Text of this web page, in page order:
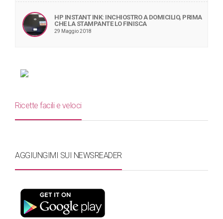
HP INSTANT INK: INCHIOSTRO A DOMICILIO, PRIMA
CHE LA STAMPANTE LO FINISCA
29 Maggio 2018
Ricette facili e veloci
AGGIUNGIMI SUI NEWSREADER